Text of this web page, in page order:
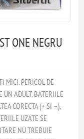
ONE NEGRU
MICI. PERICOL DE
UN ADULT. BATERIILE
CORECTA (+ SI –),
UZATE SE
NU TREBUIE